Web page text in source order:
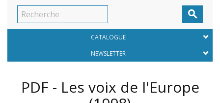

CATALOGUE
NEWSLETTER
PDF - Les voix de l'Europe